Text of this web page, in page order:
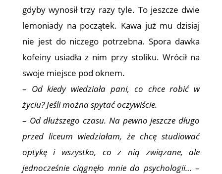
gdyby wynosił trzy razy tyle. To jeszcze dwie
lemoniady na początek. Kawa już mu dzisiaj
nie jest do niczego potrzebna. Spora dawka
kofeiny usiadła z nim przy stoliku. Wrócił na
swoje miejsce pod oknem.
– Od kiedy wiedziała pani, co chce robić w
życiu? Jeśli można spytać oczywiście.
– Od dłuższego czasu. Na pewno jeszcze długo
przed liceum wiedziałam, że chcę studiować
optykę i wszystko, co z nią związane, ale
jednocześnie ciągnęło mnie do psychologii… –